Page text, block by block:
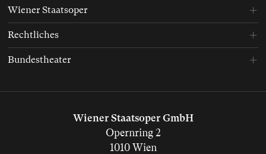
Wiener Staatsoper GmbH
Opernring 2
1010 Wien
Wiener Staatsoper
Rechtliches
Bundestheater